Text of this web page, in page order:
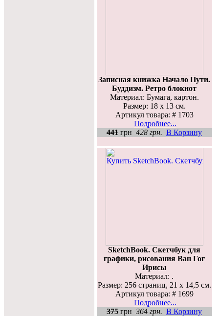
Записная книжка Начало Пути.
Буддизм. Ретро блокнот
Материал: Бумага, картон.
Размер: 18 х 13 см.
Артикул товара: # 1703
Подробнее...
441 грн 428 грн. В Корзину
SketchBook. Скетчбук для
графики, рисования Ван Гог
Ирисы
Материал: .
Размер: 256 страниц, 21 х 14,5 см.
Артикул товара: # 1699
Подробнее...
375 грн 364 грн. В Корзину